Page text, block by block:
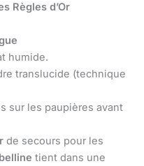
Règles d’Or
humide.
translucide (technique
sur les paupières avant
de secours pour les
tient dans une